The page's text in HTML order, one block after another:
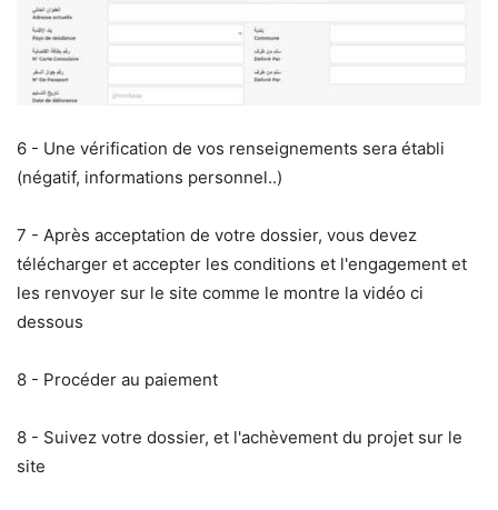
6 - Une vérification de vos renseignements sera établi
(négatif, informations personnel..)
7 - Après acceptation de votre dossier, vous devez
télécharger et accepter les conditions et l'engagement et
les renvoyer sur le site comme le montre la vidéo ci
dessous
8 - Procéder au paiement
8 - Suivez votre dossier, et l'achèvement du projet sur le
site